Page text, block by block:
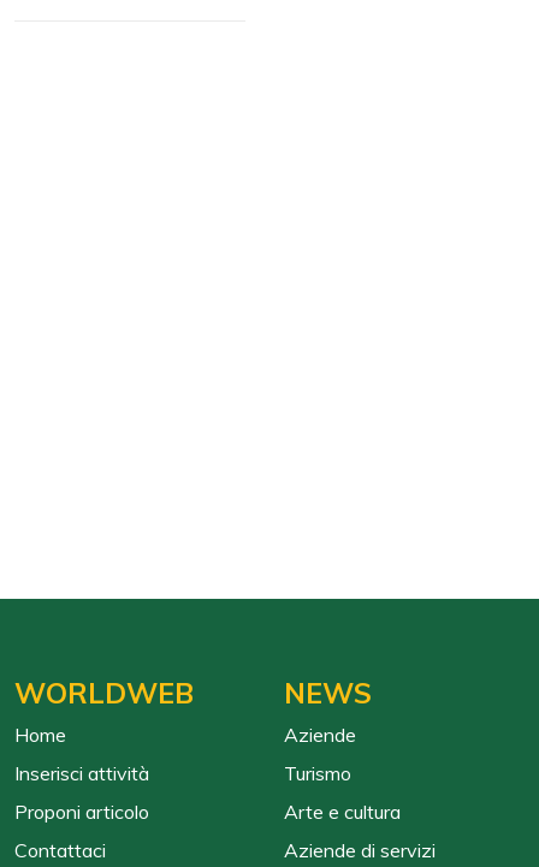
WORLDWEB
Home
Inserisci attività
Proponi articolo
Contattaci
NEWS
Aziende
Turismo
Arte e cultura
Aziende di servizi